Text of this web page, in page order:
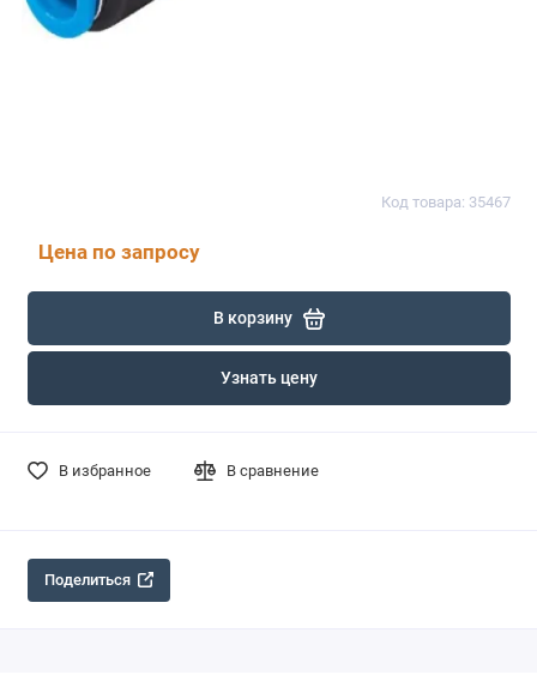
Код товара: 35467
Цена по запросу
В корзину
Узнать цену
В избранное В сравнение
Поделиться